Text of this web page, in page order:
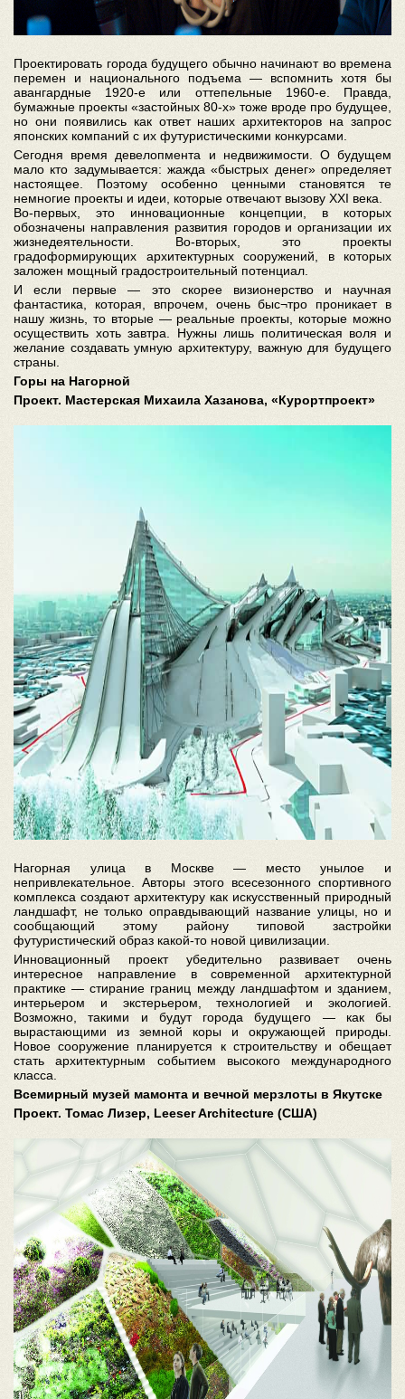
Проектировать города будущего обычно начинают во времена
перемен и национального подъема — вспомнить хотя бы
авангардные 1920-е или оттепельные 1960-е. Правда,
бумажные проекты «застойных 80-х» тоже вроде про будущее,
но они появились как ответ наших архитекторов на запрос
японских компаний с их футуристическими конкурсами.
Сегодня время девелопмента и недвижимости. О будущем
мало кто задумывается: жажда «быстрых денег» определяет
настоящее. Поэтому особенно ценными становятся те
немногие проекты и идеи, которые отвечают вызову XXI века.
Во-первых, это инновационные концепции, в которых
обозначены направления развития городов и организации их
жизнедеятельности. Во-вторых, это проекты
градоформирующих архитектурных сооружений, в которых
заложен мощный градостроительный потенциал.
И если первые — это скорее визионерство и научная
фантастика, которая, впрочем, очень быс¬тро проникает в
нашу жизнь, то вторые — реальные проекты, которые можно
осуществить хоть завтра. Нужны лишь политическая воля и
желание создавать умную архитектуру, важную для будущего
страны.
Горы на Нагорной
Проект. Мастерская Михаила Хазанова, «Курортпроект»
Нагорная улица в Москве — место унылое и
непривлекательное. Авторы этого всесезонного спортивного
комплекса создают архитектуру как искусственный природный
ландшафт, не только оправдывающий название улицы, но и
сообщающий этому району типовой застройки
футуристический образ какой-то новой цивилизации.
Инновационный проект убедительно развивает очень
интересное направление в современной архитектурной
практике — стирание границ между ландшафтом и зданием,
интерьером и экстерьером, технологией и экологией.
Возможно, такими и будут города будущего — как бы
вырастающими из земной коры и окружающей природы.
Новое сооружение планируется к строительству и обещает
стать архитектурным событием высокого международного
класса.
Всемирный музей мамонта и вечной мерзлоты в Якутске
Проект. Томас Лизер, Leeser Architecture (США)